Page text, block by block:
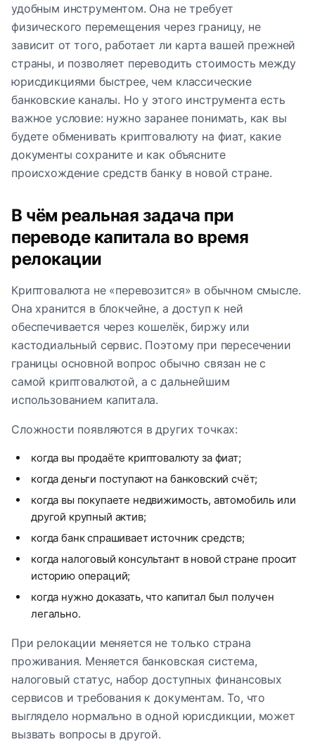
удобным инструментом. Она не требует
физического перемещения через границу, не
зависит от того, работает ли карта вашей прежней
страны, и позволяет переводить стоимость между
юрисдикциями быстрее, чем классические
банковские каналы. Но у этого инструмента есть
важное условие: нужно заранее понимать, как вы
будете обменивать криптовалюту на фиат, какие
документы сохраните и как объясните
происхождение средств банку в новой стране.
В чём реальная задача при
переводе капитала во время
релокации
Криптовалюта не «перевозится» в обычном смысле.
Она хранится в блокчейне, а доступ к ней
обеспечивается через кошелёк, биржу или
кастодиальный сервис. Поэтому при пересечении
границы основной вопрос обычно связан не с
самой криптовалютой, а с дальнейшим
использованием капитала.
Сложности появляются в других точках:
когда вы продаёте криптовалюту за фиат;
когда деньги поступают на банковский счёт;
когда вы покупаете недвижимость, автомобиль или
другой крупный актив;
когда банк спрашивает источник средств;
когда налоговый консультант в новой стране просит
историю операций;
когда нужно доказать, что капитал был получен
легально.
При релокации меняется не только страна
проживания. Меняется банковская система,
налоговый статус, набор доступных финансовых
сервисов и требования к документам. То, что
выглядело нормально в одной юрисдикции, может
вызвать вопросы в другой.